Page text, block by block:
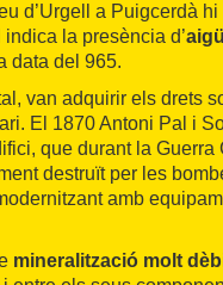
d’Urgell a Puigcerdà
la presència d’
data del 965.
van adquirir els drets
El 1870 Antoni Pal i
que durant la
destruït per les
amb
mineralització molt